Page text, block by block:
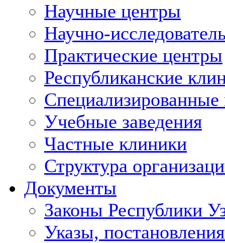
Научные центры
Научно-
Практические центры
Республиканские
Учебные заведения
Частные клиники
Структура
Документы
Законы Республики
Указы,